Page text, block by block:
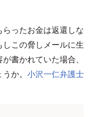
らったお金は返還しな
この脅しメールに生
書かれていた場合、
か。 小沢一仁弁護士